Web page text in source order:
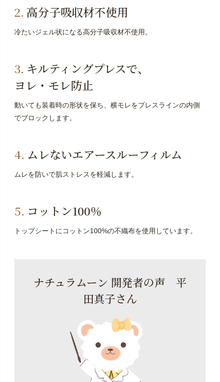
高分子吸収材不使用
冷たいジェル状になる高分子吸収材不使用。
キルティングプレスで、
ヨレ・モレ防止
動いても装着時の形状を保ち、横モレをプレスラインの内側
でブロックします。
ムレないエアースルーフィルム
ムレを防いで肌ストレスを軽減します。
コットン100％
トップシートにコットン100%の不織布を使用しています。
ナチュラムーン 開発者の声 平
田真子さん